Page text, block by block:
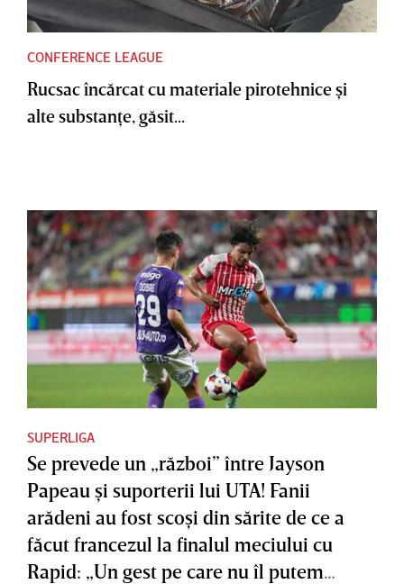
CONFERENCE LEAGUE
Rucsac încărcat cu materiale pirotehnice şi
alte substanţe, găsit...
SUPERLIGA
Se prevede un „război” între Jayson
Papeau şi suporterii lui UTA! Fanii
arădeni au fost scoşi din sărite de ce a
făcut francezul la finalul meciului cu
Rapid: „Un gest pe care nu îl putem